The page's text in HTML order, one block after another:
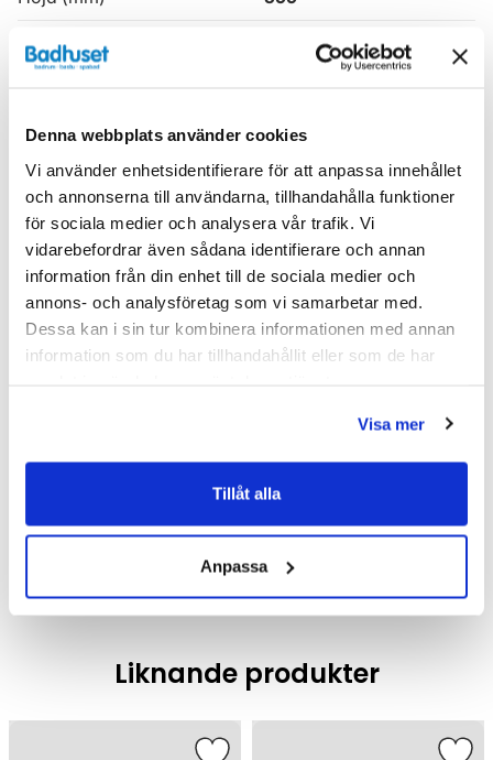
Denna webbplats använder cookies
Vi använder enhetsidentifierare för att anpassa innehållet
och annonserna till användarna, tillhandahålla funktioner
för sociala medier och analysera vår trafik. Vi
vidarebefordrar även sådana identifierare och annan
information från din enhet till de sociala medier och
annons- och analysföretag som vi samarbetar med.
Dessa kan i sin tur kombinera informationen med annan
information som du har tillhandahållit eller som de har
Visa mer
Tillåt alla
Anpassa
Produkttyp Kommod
Varumärke Haven
SKU: hvv900100-40
MPN: 900100-40
Dokument
HAVEN-Skotselrad.pdf(287.02 KB
Kommod & Tvättställsskåp
Badrumsmöbler
Liknande produkter